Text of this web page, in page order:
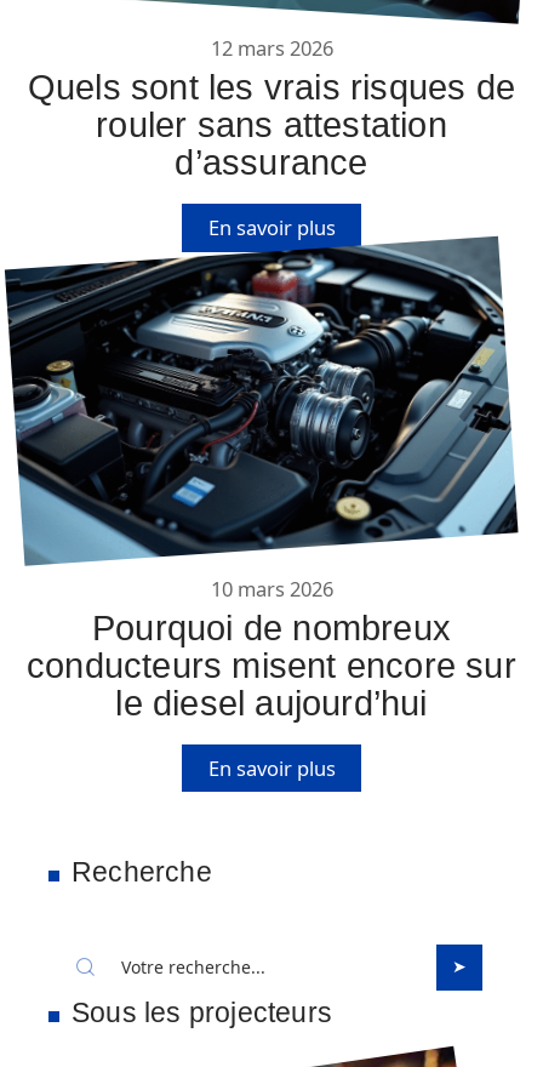
12 mars 2026
Quels sont les vrais risques de
rouler sans attestation
d’assurance
En savoir plus
10 mars 2026
Pourquoi de nombreux
conducteurs misent encore sur
le diesel aujourd’hui
En savoir plus
Recherche
Sous les projecteurs